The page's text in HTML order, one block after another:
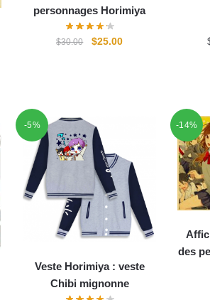
personnages Horimiya
$30.00
Le
$25.00Le
-5%
Veste Horimiya : veste
Chibi mignonne
-14%
des